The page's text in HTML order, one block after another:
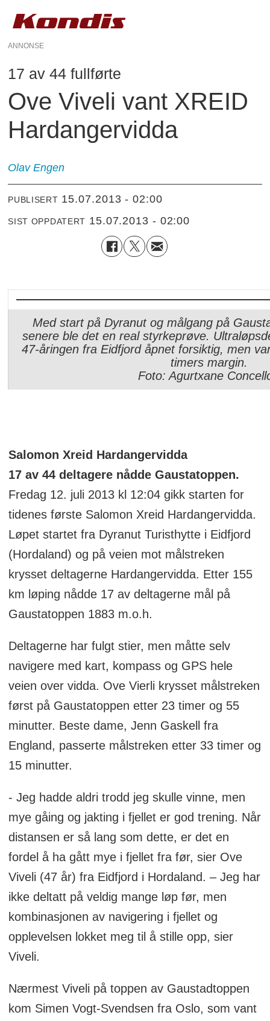
ANNONSE
17 av 44 fullførte
Ove Viveli vant XREID
Hardangervidda
Olav Engen
PUBLISERT 15.07.2013 - 02:00
SIST OPPDATERT 15.07.2013 - 02:00
Med start på Dyranut og målgang på
senere ble det en real styrkeprøve.
47-åringen fra Eidfjord åpnet forsiktig, men
timers margin.
Foto: Agurtxane
Salomon Xreid Hardangervidda
17 av 44 deltagere nådde Gaustatoppen.
Fredag 12. juli 2013 kl 12:04 gikk starten for
tidenes første Salomon Xreid Hardangervidda.
Løpet startet fra Dyranut Turisthytte i Eidfjord
(Hordaland) og på veien mot målstreken
krysset deltagerne Hardangervidda. Etter 155
km løping nådde 17 av deltagerne mål på
Gaustatoppen 1883 m.o.h.
Deltagerne har fulgt stier, men måtte selv
navigere med kart, kompass og GPS hele
veien over vidda. Ove Vierli krysset målstreken
først på Gaustatoppen etter 23 timer og 55
minutter. Beste dame, Jenn Gaskell fra
England, passerte målstreken etter 33 timer og
15 minutter.
- Jeg hadde aldri trodd jeg skulle vinne, men
mye gåing og jakting i fjellet er god trening. Når
distansen er så lang som dette, er det en
fordel å ha gått mye i fjellet fra før, sier Ove
Viveli (47 år) fra Eidfjord i Hordaland. – Jeg har
ikke deltatt på veldig mange løp før, men
kombinasjonen av navigering i fjellet og
opplevelsen lokket meg til å stille opp, sier
Viveli.
Nærmest Viveli på toppen av Gaustadtoppen
kom Simen Vogt-Svendsen fra Oslo, som vant